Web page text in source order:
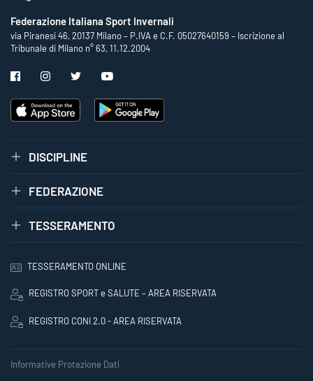
Federazione Italiana Sport Invernali
via Piranesi 46, 20137 Milano – P.IVA e C.F. 05027640159 – Iscrizione al
Tribunale di Milano n° 63, 11.12.2004
DISCIPLINE
FEDERAZIONE
TESSERAMENTO
TESSERAMENTO ONLINE
REGISTRO SPORT e SALUTE – AREA RISERVATA
REGISTRO CONI 2.0 - AREA RISERVATA
Informative Protezione Dati